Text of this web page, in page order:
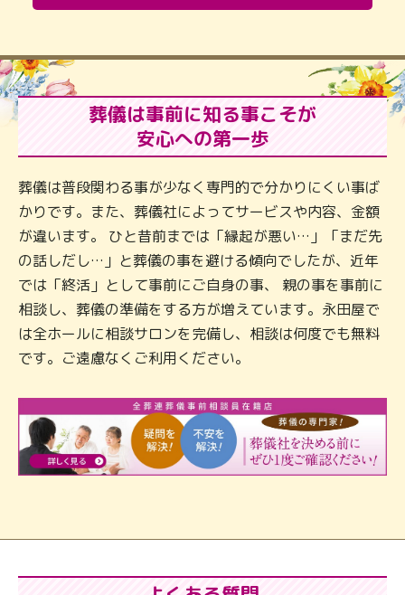
葬儀は事前に知る事こそが
安心への第一歩
葬儀は普段関わる事が少なく専門的で分かりにくい事ば
かりです。また、葬儀社によってサービスや内容、金額
が違います。 ひと昔前までは「縁起が悪い…」「まだ先
の話しだし…」と葬儀の事を避ける傾向でしたが、近年
では「終活」として事前にご自身の事、 親の事を事前に
相談し、葬儀の準備をする方が増えています。永田屋で
は全ホールに相談サロンを完備し、相談は何度でも無料
です。ご遠慮なくご利用ください。